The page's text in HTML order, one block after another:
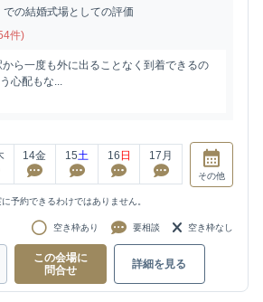
での結婚式場としての評価
件)
ら一度も外に出ることなく到着できるの
心配もな...
14金 15土 16 日 17 月
その他
予約できるわけではありません。
空き枠あり 要相談 空き枠なし
この会場に
問合せ
詳細を見る